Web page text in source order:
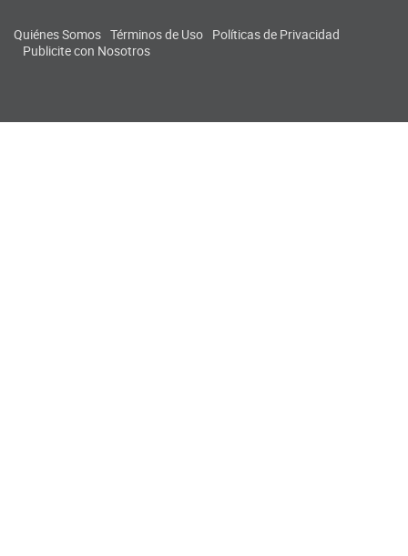
Quiénes Somos Términos de Uso Políticas de Privacidad
Publicite con Nosotros